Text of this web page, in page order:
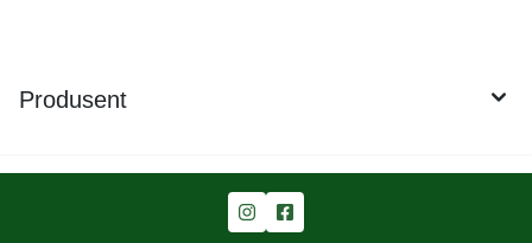
Produsent